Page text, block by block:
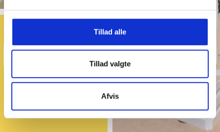
Tillad alle
Tillad valgte
Afvis